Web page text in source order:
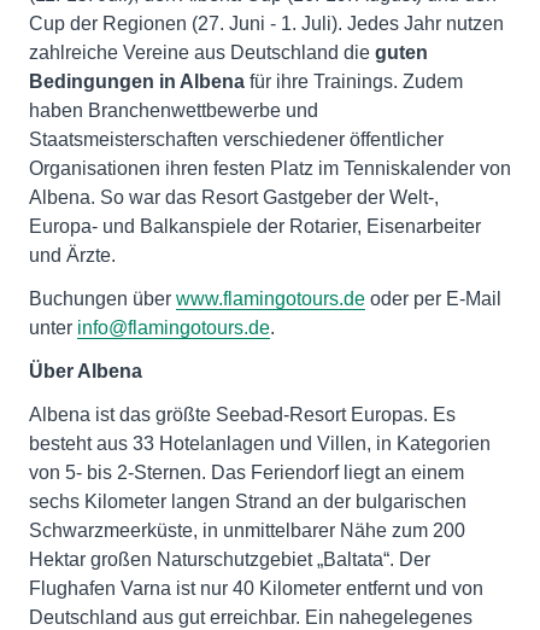
Cup der Regionen (27. Juni - 1. Juli). Jedes Jahr nutzen
zahlreiche Vereine aus Deutschland die guten
Bedingungen in Albena für ihre Trainings. Zudem
haben Branchenwettbewerbe und
Staatsmeisterschaften verschiedener öffentlicher
Organisationen ihren festen Platz im Tenniskalender von
Albena. So war das Resort Gastgeber der Welt-,
Europa- und Balkanspiele der Rotarier, Eisenarbeiter
und Ärzte.
Buchungen über www.flamingotours.de oder per E-Mail
unter info@flamingotours.de.
Über Albena
Albena ist das größte Seebad-Resort Europas. Es
besteht aus 33 Hotelanlagen und Villen, in Kategorien
von 5- bis 2-Sternen. Das Feriendorf liegt an einem
sechs Kilometer langen Strand an der bulgarischen
Schwarzmeerküste, in unmittelbarer Nähe zum 200
Hektar großen Naturschutzgebiet „Baltata“. Der
Flughafen Varna ist nur 40 Kilometer entfernt und von
Deutschland aus gut erreichbar. Ein nahegelegenes